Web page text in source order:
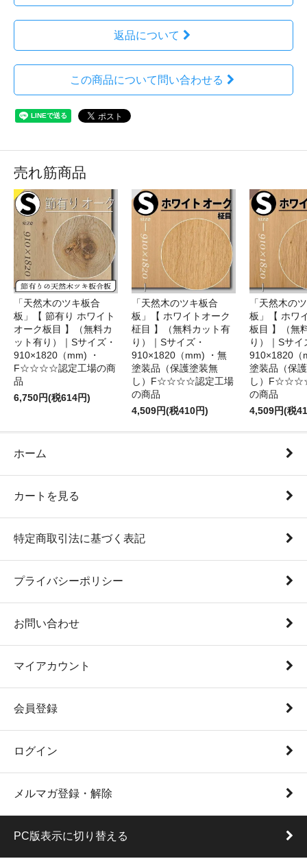
返品について
この商品について問い合わせる
売れ筋商品
「天然木のツキ板合
板」【 節有り ホワイト
オーク板目 】（無料カ
ット有り）｜Sサイズ・
910×1820（mm) ・
F☆☆☆☆認定工場の商
品
6,750円(税614円)
「天然木のツキ板合
板」【 ホワイトオーク
柾目 】（無料カット有
り）｜Sサイズ・
910×1820（mm) ・無
塗装品（保護塗装無
し）F☆☆☆☆認定工場
の商品
4,509円(税410円)
「天然木の
板」【 ホワ
板目 】（無
り）｜Sサイ
910×1820（
塗装品（保
し）
の商品
4,509円(税
ホーム
カートを見る
特定商取引法に基づく表記
プライバシーポリシー
お問い合わせ
マイアカウント
会員登録
ログイン
メルマガ登録・解除
PC版表示に切り替える